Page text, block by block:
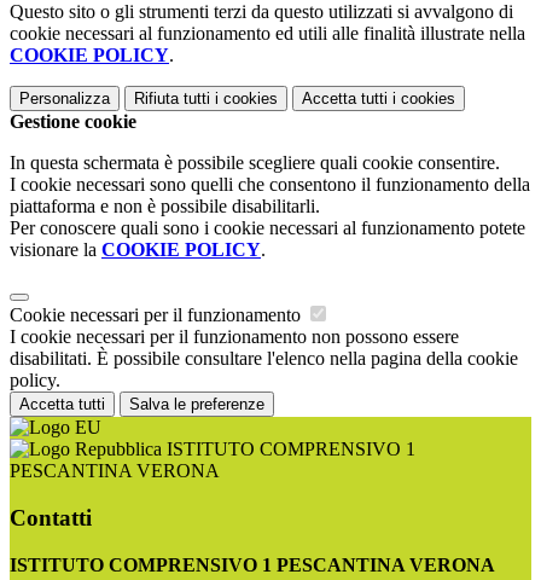
Questo sito o gli strumenti terzi da questo utilizzati si avvalgono di
cookie necessari al funzionamento ed utili alle finalità illustrate nella
COOKIE POLICY.
Personalizza Rifiuta tutti i cookies Accetta tutti i cookies
Gestione cookie
In questa schermata è possibile scegliere quali cookie consentire.
I cookie necessari sono quelli che consentono il funzionamento della
piattaforma e non è possibile disabilitarli.
Per conoscere quali sono i cookie necessari al funzionamento potete
visionare la COOKIE POLICY.
Cookie necessari per il funzionamento
I cookie necessari per il funzionamento non possono essere
disabilitati. È possibile consultare l'elenco nella pagina della cookie
policy.
Accetta tutti Salva le preferenze
ISTITUTO COMPRENSIVO 1
PESCANTINA VERONA
Contatti
ISTITUTO COMPRENSIVO 1 PESCANTINA VERONA